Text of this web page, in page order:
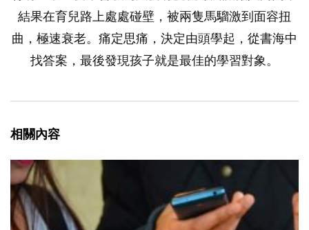
結果在育兒路上處處碰壁，被兩隻馬騮激到面容扭
曲，極速衰老。痛定思痛，決定由頭學起，從書海中
找答案，最後發現孩子就是最佳的學習對象。
相關內容